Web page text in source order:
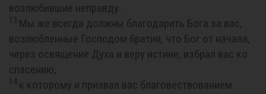
возлюбившие неправду.
13 Мы же всегда должны благодарить Бога за вас,
возлюбленные Господом братия, что Бог от начала,
через освящение Духа и веру истине, избрал вас ко
спасению,
14 к которому и призвал вас благовествованием